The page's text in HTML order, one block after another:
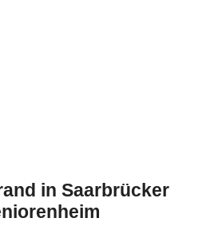
in Saarbrücker